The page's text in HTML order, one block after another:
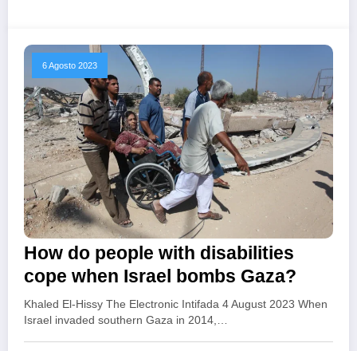
6 Agosto 2023
How do people with disabilities
cope when Israel bombs Gaza?
Khaled El-Hissy The Electronic Intifada 4 August 2023 When
Israel invaded southern Gaza in 2014,…